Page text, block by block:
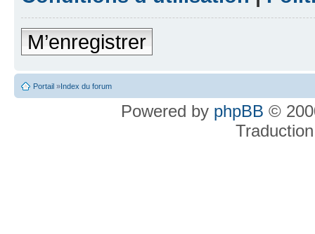
M’enregistrer
Portail »Index du forum
Powered by phpBB ©